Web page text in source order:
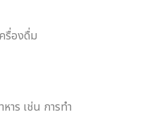
รื่องดื่ม
ร เช่น การทำ